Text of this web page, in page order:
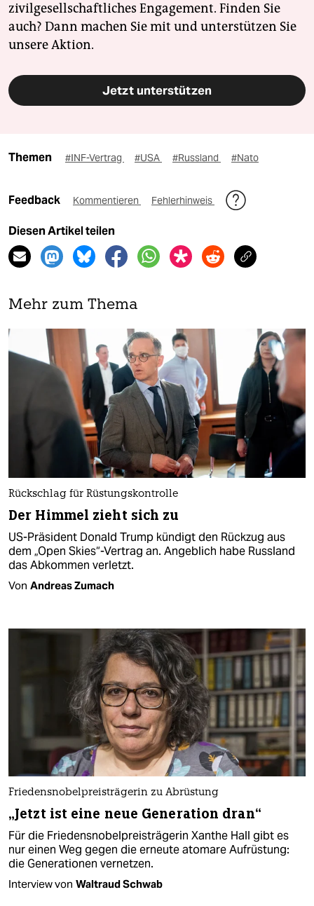
zivilgesellschaftliches Engagement. Finden Sie
auch? Dann machen Sie mit und unterstützen Sie
unsere Aktion.
Jetzt unterstützen
Themen #INF-Vertrag #USA #Russland #Nato
Feedback Kommentieren Fehlerhinweis
Diesen Artikel teilen
Mehr zum Thema
Rückschlag für Rüstungskontrolle
Der Himmel zieht sich zu
US-Präsident Donald Trump kündigt den Rückzug aus
dem „Open Skies“-Vertrag an. Angeblich habe Russland
das Abkommen verletzt.
Von Andreas Zumach
Friedensnobelpreisträgerin zu Abrüstung
„Jetzt ist eine neue Generation dran“
Für die Friedensnobelpreisträgerin Xanthe Hall gibt es
nur einen Weg gegen die erneute atomare Aufrüstung:
die Generationen vernetzen.
Interview von Waltraud Schwab